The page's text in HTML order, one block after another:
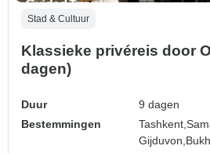
Stad & Cultuur
Klassieke privéreis door
dagen)
Duur
9 dagen
Bestemmingen
Tashkent,
Gijduvon,